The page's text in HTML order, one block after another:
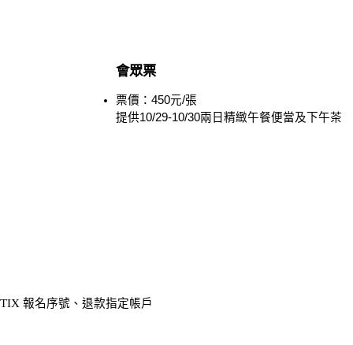
會眾票
票價：450元/張
提供10/29-10/30兩日精緻午餐便當及下午茶
報名序號、退款指定帳戶